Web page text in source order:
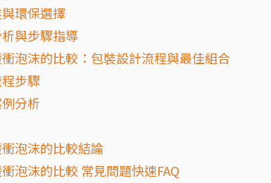
環保選擇
與步驟指導
泡沫的比較：包裝設計流程與最佳組合
步驟
分析
泡沫的比較結論
泡沫的比較 常見問題快速FAQ